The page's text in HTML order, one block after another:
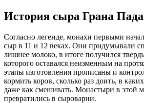
История сыра Грана
Согласно легенде, монахи первыми
сыр в 11 и 12 веках. Они придумывали
лишнее молоко, в итоге получился
которого оставался неизменным на
этапы изготовления прописаны и
кормить коров, сколько раз доить, в
даже как смешивать. Монастыри в этой
превратились в сыроварни.